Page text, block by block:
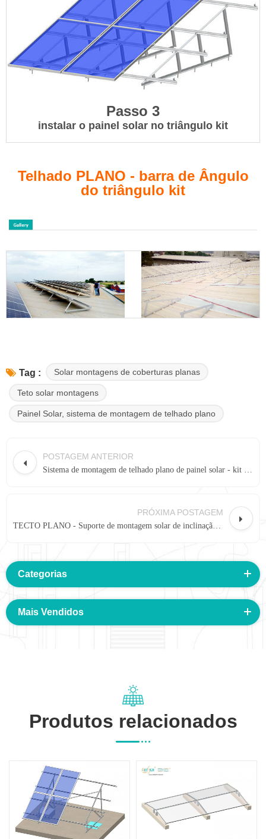
Passo 3
instalar o painel solar no triângulo kit
Telhado PLANO - barra de Ângulo
do triângulo kit
Tag : Solar montagens de coberturas planas
Teto solar montagens
Painel Solar, sistema de montagem de telhado plano
POSTAGEM ANTERIOR
Sistema de montagem de telhado plano de painel solar - kit de inclinação ajustável altura livre elevada
PRÓXIMA POSTAGEM
TECTO PLANO - Suporte de montagem solar de inclinação ajustável com pernas de inclinação dobráveis
Categorias
Mais Vendidos
Produtos relacionados